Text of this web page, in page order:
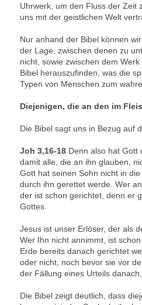
Uhrwerk, um den Fluss der Zeit
uns mit der geistlichen Welt
Nur anhand der Bibel können
der Lage, zwischen denen zu
nicht, sowie zwischen dem
Bibel herauszufinden, was die
Typen von Menschen zum
Diejenigen, die an den im
Die Bibel sagt uns in Bezug auf
Joh 3,16-18 Denn also hat Gott
damit alle, die an ihn glauben,
Gott hat seinen Sohn nicht in
durch ihn gerettet werde. Wer
der ist schon gerichtet, denn er
Gottes.
Jesus ist unser Erlöser, der als
Wer Ihn nicht annimmt, ist
Erde bereits danach gerichtet
oder nicht, noch bevor sie vor
der Fällung eines Urteils
Die Bibel zeigt deutlich, dass